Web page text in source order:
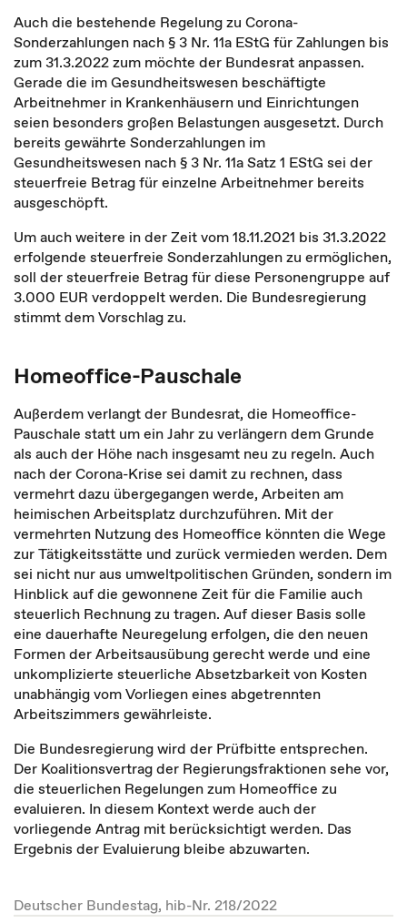
Auch die bestehende Regelung zu Corona-
Sonderzahlungen nach § 3 Nr. 11a EStG für Zahlungen bis
zum 31.3.2022 zum möchte der Bundesrat anpassen.
Gerade die im Gesundheitswesen beschäftigte
Arbeitnehmer in Krankenhäusern und Einrichtungen
seien besonders großen Belastungen ausgesetzt. Durch
bereits gewährte Sonderzahlungen im
Gesundheitswesen nach § 3 Nr. 11a Satz 1 EStG sei der
steuerfreie Betrag für einzelne Arbeitnehmer bereits
ausgeschöpft.
Um auch weitere in der Zeit vom 18.11.2021 bis 31.3.2022
erfolgende steuerfreie Sonderzahlungen zu ermöglichen,
soll der steuerfreie Betrag für diese Personengruppe auf
3.000 EUR verdoppelt werden. Die Bundesregierung
stimmt dem Vorschlag zu.
Homeoffice-Pauschale
Außerdem verlangt der Bundesrat, die Homeoffice-
Pauschale statt um ein Jahr zu verlängern dem Grunde
als auch der Höhe nach insgesamt neu zu regeln. Auch
nach der Corona-Krise sei damit zu rechnen, dass
vermehrt dazu übergegangen werde, Arbeiten am
heimischen Arbeitsplatz durchzuführen. Mit der
vermehrten Nutzung des Homeoffice könnten die Wege
zur Tätigkeitsstätte und zurück vermieden werden. Dem
sei nicht nur aus umweltpolitischen Gründen, sondern im
Hinblick auf die gewonnene Zeit für die Familie auch
steuerlich Rechnung zu tragen. Auf dieser Basis solle
eine dauerhafte Neuregelung erfolgen, die den neuen
Formen der Arbeitsausübung gerecht werde und eine
unkomplizierte steuerliche Absetzbarkeit von Kosten
unabhängig vom Vorliegen eines abgetrennten
Arbeitszimmers gewährleiste.
Die Bundesregierung wird der Prüfbitte entsprechen.
Der Koalitionsvertrag der Regierungsfraktionen sehe vor,
die steuerlichen Regelungen zum Homeoffice zu
evaluieren. In diesem Kontext werde auch der
vorliegende Antrag mit berücksichtigt werden. Das
Ergebnis der Evaluierung bleibe abzuwarten.
Deutscher Bundestag, hib-Nr. 218/2022